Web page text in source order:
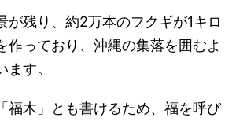
残り、 約2万本のフクギが1キロ
作っており、沖縄の集落を囲むよ
す。
福木」とも書けるため、 福を呼び